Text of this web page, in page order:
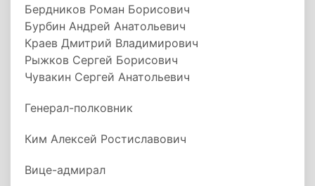
Бердников Роман Борисович
Бурбин Андрей Анатольевич
Краев Дмитрий Владимирович
Рыжков Сергей Борисович
Чувакин Сергей Анатольевич
Генерал-полковник
Ким Алексей Ростиславович
Вице-адмирал